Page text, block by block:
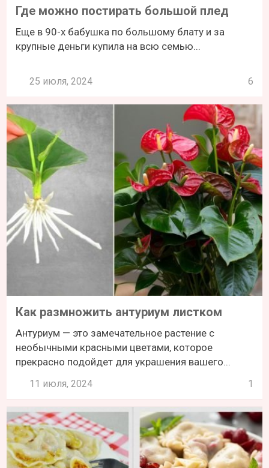
Где можно постирать большой плед
Еще в 90-х бабушка по большому блату и за
крупные деньги купила на всю семью...
25 июля, 2024 6
Как размножить антуриум листком
Антуриум — это замечательное растение с
необычными красными цветами, которое
прекрасно подойдет для украшения вашего...
11 июля, 2024 1